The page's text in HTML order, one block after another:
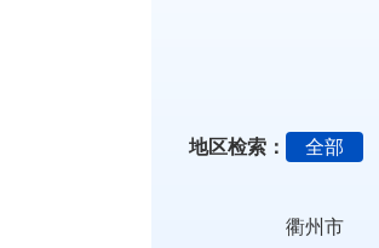
地区检索： 全部
衢州市